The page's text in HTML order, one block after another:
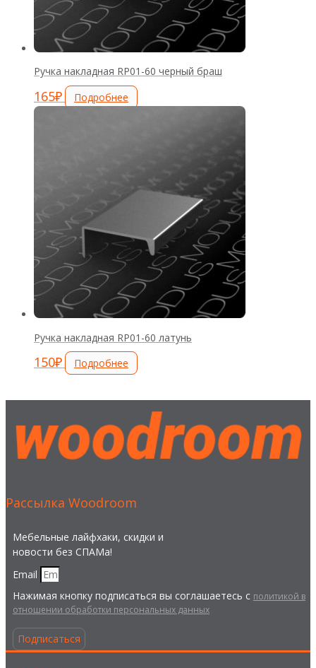
Ручка накладная RP01-60 черный браш
165₽ Подробнее
Ручка накладная RP01-60 латунь
150₽ Подробнее
Рассылка Woodroom
Мебельные лайфхаки, скидки и
новости без СПАМа!
Email
Нажимая кнопку подписаться вы соглашаетесь с политикой в
отношении обработки персональных данных
Подписаться